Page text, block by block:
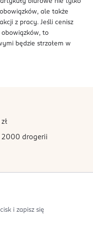
ale także
z pracy. Jeśli cenisz
to
będzie strzałem w
2000 drogerii
i zapisz się